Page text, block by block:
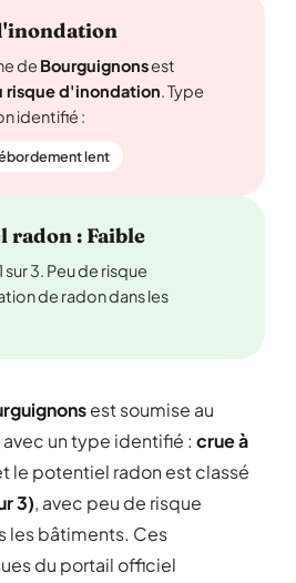
de Bourguignonsest
risque d'inondation. Type
identifié :
lent
radon : Faible
3. Peu de risque
de radon dans les
est soumise au
avec un type identifié : crue à
le potentiel radon est classé
3), avec peu de risque
les bâtiments. Ces
du portail officiel